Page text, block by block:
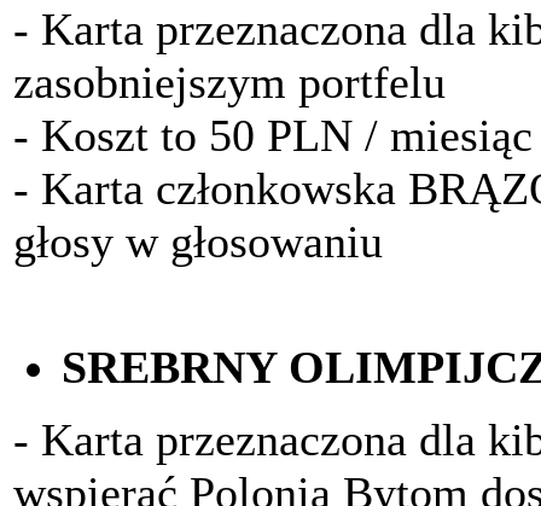
- Karta przeznaczona dla
zasobniejszym portfelu
- Koszt to 50 PLN / miesiąc
- Karta członkowska
głosy w głosowaniu
SREBRNY
- Karta przeznaczona dla
wspierać Polonia Bytom